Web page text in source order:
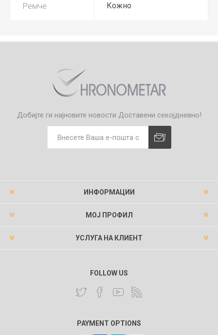
Ремче Кожно
Добијте ги најновите новости Доставени секојдневно!
ИНФОРМАЦИИ
МОЈ ПРОФИЛ
УСЛУГА НА КЛИЕНТ
FOLLOW US
PAYMENT OPTIONS